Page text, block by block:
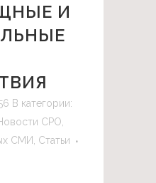
И
В категории:
СРО
СМИ
Статьи